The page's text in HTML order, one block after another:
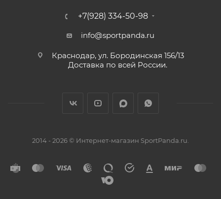
+7(928) 334-50-98
info@sportpanda.ru
Краснодар, ул. Бородинская 156/13
Доставка по всей России.
2014 - 2026 © Интернет-магазин SportPanda.ru.